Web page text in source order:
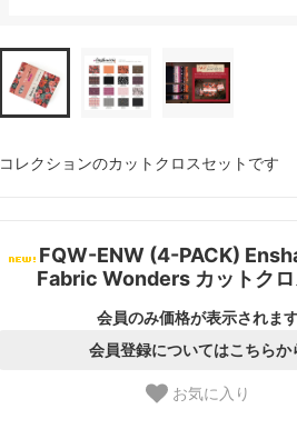
コレクションのカットクロスセットです
FQW-ENW (4-PACK)
Fabric Wonders カットク
会員のみ価格が表示されま
会員登録についてはこちらか
お気に入り